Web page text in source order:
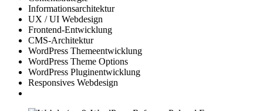
Informationsarchitektur
UX / UI Webdesign
Frontend-Entwicklung
CMS-Architektur
WordPress Themeentwicklung
WordPress Theme Options
WordPress Pluginentwicklung
Responsives Webdesign